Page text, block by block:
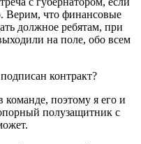
Верим, что финансовые
должное ребятам, при
на поле, обо всем
контракт?
команде, поэтому я его и
полузащитник с